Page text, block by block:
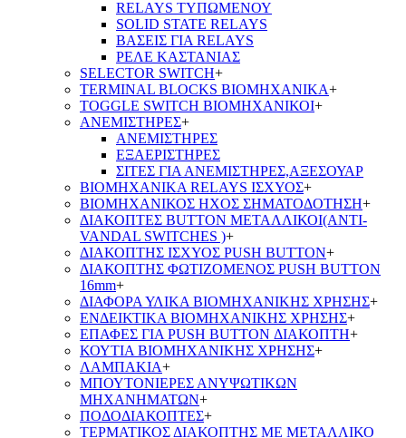
RELAYS ΤΥΠΩΜΕΝΟΥ
SOLID STATE RELAYS
ΒΑΣΕΙΣ ΓΙΑ RELAYS
ΡΕΛΕ ΚΑΣΤΑΝΙΑΣ
SELECTOR SWITCH+
TERMINAL BLOCKS ΒΙΟΜΗΧΑΝΙΚΑ+
TOGGLE SWITCH ΒΙΟΜΗΧΑΝΙΚΟΙ+
ΑΝΕΜΙΣΤΗΡΕΣ+
ΑΝΕΜΙΣΤΗΡΕΣ
ΕΞΑΕΡΙΣΤΗΡΕΣ
ΣΙΤΕΣ ΓΙΑ ΑΝΕΜΙΣΤΗΡΕΣ,ΑΞΕΣΟΥΑΡ
ΒΙΟΜΗΧΑΝΙΚΑ RELAYS ΙΣΧΥΟΣ+
ΒΙΟΜΗΧΑΝΙΚΟΣ ΗΧΟΣ ΣΗΜΑΤΟΔΟΤΗΣΗ+
ΔΙΑΚΟΠΤΕΣ BUTTON ΜΕΤΑΛΛΙΚΟΙ(ANTI-
VANDAL SWITCHES )+
ΔΙΑΚΟΠΤΗΣ ΙΣΧΥΟΣ PUSH BUTTON+
ΔΙΑΚΟΠΤΗΣ ΦΩΤΙΖΟΜΕΝΟΣ PUSH BUTTON
16mm+
ΔΙΑΦΟΡΑ ΥΛΙΚΑ ΒΙΟΜΗΧΑΝΙΚΗΣ ΧΡΗΣΗΣ+
ΕΝΔΕΙΚΤΙΚΑ ΒΙΟΜΗΧΑΝΙΚΗΣ ΧΡΗΣΗΣ+
ΕΠΑΦΕΣ ΓΙΑ PUSH BUTTON ΔΙΑΚΟΠΤΗ+
ΚΟΥΤΙΑ ΒΙΟΜΗΧΑΝΙΚΗΣ ΧΡΗΣΗΣ+
ΛΑΜΠΑΚΙΑ+
ΜΠΟΥΤΟΝΙΕΡΕΣ ΑΝΥΨΩΤΙΚΩΝ
ΜΗΧΑΝΗΜΑΤΩΝ+
ΠΟΔΟΔΙΑΚΟΠΤΕΣ+
ΤΕΡΜΑΤΙΚΟΣ ΔΙΑΚΟΠΤΗΣ ΜΕ ΜΕΤΑΛΛΙΚΟ